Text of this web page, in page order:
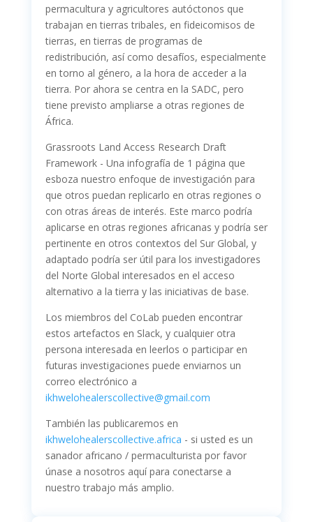
permacultura y agricultores autóctonos que
trabajan en tierras tribales, en fideicomisos de
tierras, en tierras de programas de
redistribución, así como desafíos, especialmente
en torno al género, a la hora de acceder a la
tierra. Por ahora se centra en la SADC, pero
tiene previsto ampliarse a otras regiones de
África.
Grassroots Land Access Research Draft
Framework - Una infografía de 1 página que
esboza nuestro enfoque de investigación para
que otros puedan replicarlo en otras regiones o
con otras áreas de interés. Este marco podría
aplicarse en otras regiones africanas y podría ser
pertinente en otros contextos del Sur Global, y
adaptado podría ser útil para los investigadores
del Norte Global interesados en el acceso
alternativo a la tierra y las iniciativas de base.
Los miembros del CoLab pueden encontrar
estos artefactos en Slack, y cualquier otra
persona interesada en leerlos o participar en
futuras investigaciones puede enviarnos un
correo electrónico a
ikhwelohealerscollective@gmail.com
También las publicaremos en
ikhwelohealerscollective.africa - si usted es un
sanador africano / permaculturista por favor
únase a nosotros aquí para conectarse a
nuestro trabajo más amplio.